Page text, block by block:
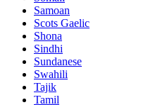
Samoan
Scots Gaelic
Shona
Sindhi
Sundanese
Swahili
Tajik
Tamil